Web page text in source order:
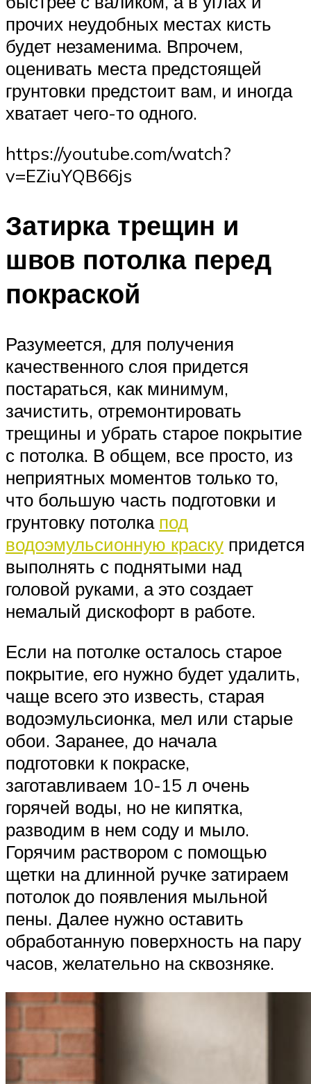
прочих неудобных местах кисть
будет незаменима. Впрочем,
оценивать места предстоящей
грунтовки предстоит вам, и иногда
хватает чего-то одного.
https://youtube.com/watch?
v=EZiuYQB66js
Затирка трещин и
швов потолка перед
покраской
Разумеется, для получения
качественного слоя придется
постараться, как минимум,
зачистить, отремонтировать
трещины и убрать старое покрытие
с потолка. В общем, все просто, из
неприятных моментов только то,
что большую часть подготовки и
грунтовку потолка под
водоэмульсионную краску придется
выполнять с поднятыми над
головой руками, а это создает
немалый дискофорт в работе.
Если на потолке осталось старое
покрытие, его нужно будет удалить,
чаще всего это известь, старая
водоэмульсионка, мел или старые
обои. Заранее, до начала
подготовки к покраске,
заготавливаем 10-15 л очень
горячей воды, но не кипятка,
разводим в нем соду и мыло.
Горячим раствором с помощью
щетки на длинной ручке затираем
потолок до появления мыльной
пены. Далее нужно оставить
обработанную поверхность на пару
часов, желательно на сквозняке.